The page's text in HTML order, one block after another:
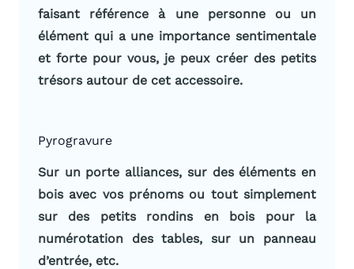
faisant référence à une personne ou un
élément qui a une importance sentimentale
et forte pour vous, je peux créer des petits
trésors autour de cet accessoire.
Pyrogravure
Sur un porte alliances, sur des éléments en
bois avec vos prénoms ou tout simplement
sur des petits rondins en bois pour la
numérotation des tables, sur un panneau
d’entrée, etc.